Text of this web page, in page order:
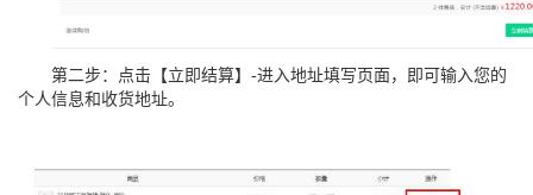
第二步：点击【立即结算】-进入地址填写页面，即可输入您的
个人信息和收货地址。